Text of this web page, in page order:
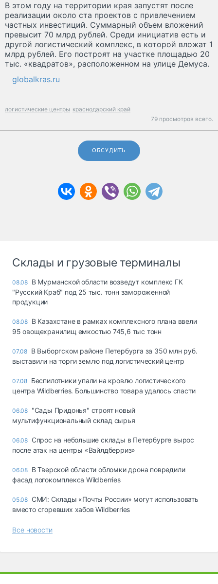
В этом году на территории края запустят после
реализации около ста проектов с привлечением
частных инвестиций. Суммарный объем вложений
превысит 70 млрд рублей. Среди инициатив есть и
другой логистический комплекс, в которой вложат 1
млрд рублей. Его построят на участке площадью 20
тыс. «квадратов», расположенном на улице Демуса.
globalkras.ru
логистические центры краснодарский край
79 просмотров всего.
ОБСУДИТЬ
Склады и грузовые терминалы
08.08 В Мурманской области возведут комплекс ГК
"Русский Краб" под 25 тыс. тонн замороженной
продукции
08.08 В Казахстане в рамках комплексного плана ввели
95 овощехранилищ емкостью 745,6 тыс тонн
07.08 В Выборгском районе Петербурга за 350 млн руб.
выставили на торги землю под логистический центр
07.08 Беспилотники упали на кровлю логистического
центра Wildberries. Большинство товара удалось спасти
06.08 "Сады Придонья" строят новый
мультифункциональный склад сырья
06.08 Спрос на небольшие склады в Петербурге вырос
после атак на центры «Вайлдберриз»
06.08 В Тверской области обломки дрона повредили
фасад логокомплекса Wildberries
05.08 СМИ: Склады «Почты России» могут использовать
вместо сгоревших хабов Wildberries
Все новости